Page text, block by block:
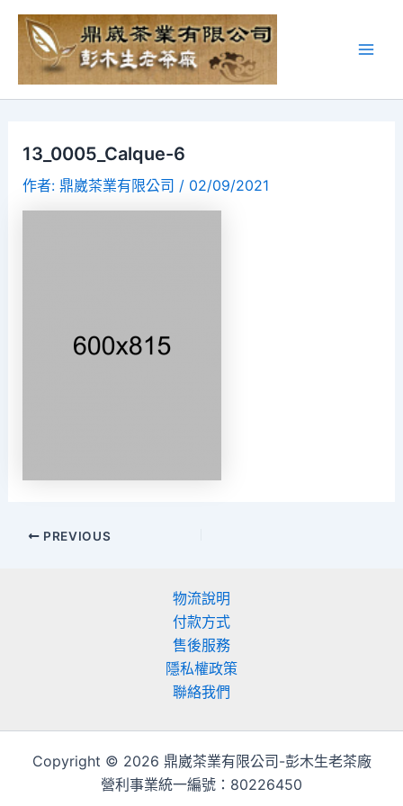
13_0005_Calque-6
作者: 鼎崴茶業有限公司 / 02/09/2021
PREVIOUS
物流說明
付款方式
售後服務
隱私權政策
聯絡我們
Copyright © 2026 鼎崴茶業有限公司-彭木生老茶廠
營利事業統一編號：80226450